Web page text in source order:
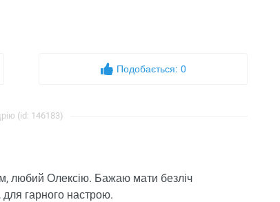
Подобається: 0
(id: 146183)
любий Олексію. Бажаю мати безліч
гарного настрою.